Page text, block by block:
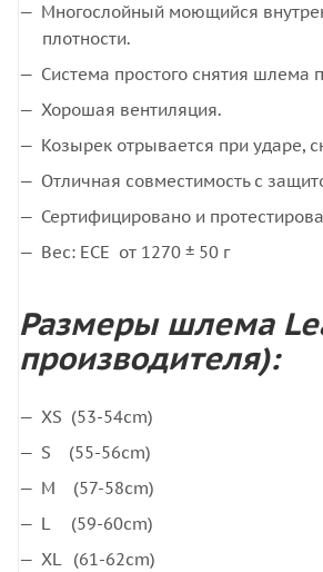
Многослойный моющийся
плотности.
Система простого снятия шлема
Хорошая вентиляция.
Козырек отрывается при ударе,
Отличная совместимость с
Сертифицировано и
Вес: ECE от 1270 ± 50 г
Размеры шлема
производителя):
XS (53-54cm)
S (55-56cm)
M (57-58cm)
L (59-60cm)
XL (61-62cm)